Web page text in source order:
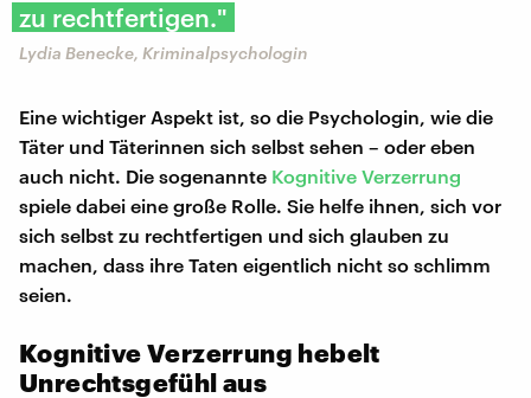
zu rechtfertigen."
Lydia Benecke, Kriminalpsychologin
Eine wichtiger Aspekt ist, so die Psychologin, wie die
Täter und Täterinnen sich selbst sehen – oder eben
auch nicht. Die sogenannte Kognitive Verzerrung
spiele dabei eine große Rolle. Sie helfe ihnen, sich vor
sich selbst zu rechtfertigen und sich glauben zu
machen, dass ihre Taten eigentlich nicht so schlimm
seien.
Kognitive Verzerrung hebelt
Unrechtsgefühl aus